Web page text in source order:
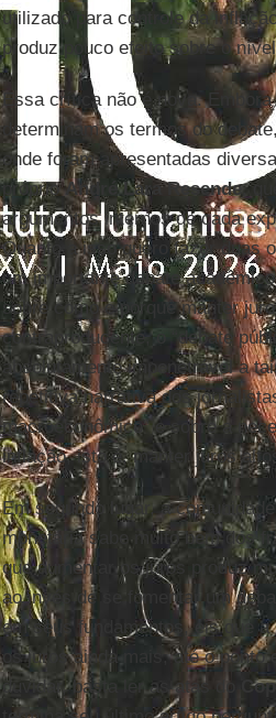
utilizado para controle da
produz pouco efeito sobre o
Essa crítica não é nova.
determinam os termos do
onde foram apresentadas
próprioAndré Lara Resende,
argumentos internos de cada
Quanto a isso quero fazer duas
um importante debate
sobre como e porquê manter
contraproducente, o “debate
absolutamente impenetrável a
repetitiva narrativa dos
macroeconômico” e sobre a
inflação, isto é, manter juros
Em segundo lugar, a comunidade
monetária sabe muito bem dos
que aumentar os juros produz
ao invés de se fomentar um
em seus fundamentos, eis que a
os juros ainda mais, até o ponto
duvidar, basta ler as atas do